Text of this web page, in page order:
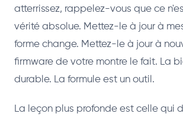
atterrissez, rappelez-vous que ce
vérité absolue. Mettez-le à jour à
forme change. Mettez-le à jour à
firmware de votre montre le fait. La
durable. La formule est un outil.
La leçon plus profonde est celle qui